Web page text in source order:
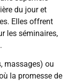
du jour et
Elles offrent
les séminaires,
massages) ou
la promesse de